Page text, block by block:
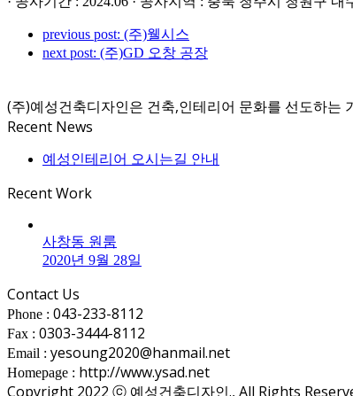
previous post: (주)웰시스
next post: (주)GD 오창 공장
(주)예성건축디자인은 건축,인테리어 문화를 선도하는
Recent News
예성인테리어 오시는길 안내
Recent Work
사창동 원룸
2020년 9월 28일
Contact Us
Phone : 043-233-8112
Fax : 0303-3444-8112
Email : yesoung2020@hanmail.net
Homepage : http://www.ysad.net
Copyright 2022 ⓒ 예성건축디자인., All Rights